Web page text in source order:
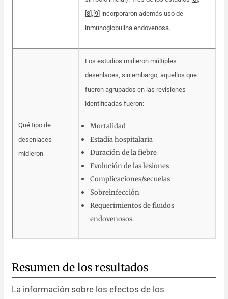
8] 9] incorporaron además uso de
inmunoglobulina endovenosa.
Qué tipo de
desenlaces
midieron
Los estudios midieron múltiples
desenlaces, sin embargo, aquellos que
fueron agrupados en las revisiones
identificadas fueron:
Mortalidad
Estadía hospitalaria
Duración de la fiebre
Evolución de las lesiones
Complicaciones/secuelas
Sobreinfección
Requerimientos de fluidos
endovenosos.
Resumen de los resultados
La información sobre los efectos de los